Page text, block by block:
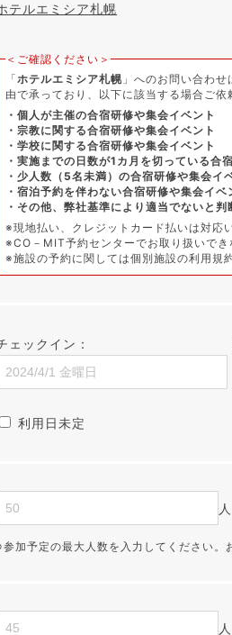
テルエミシア札幌
＜ご確認ください＞
「ホテルエミシア札幌 」へのお問い合わ
由で承っており、以下に該当する場合ご
・個人が主催の合宿研修や集会イベント
・宗教に関する合宿研修や集会イベント
・学校に関する合宿研修や集会イベント
・実施までの日数が1カ月を切っている合
・少人数（5名未満）の合宿研修や集会イ
・宿泊予約を伴わない合宿研修や集会イベ
・その他、弊社基準により適当でないと判
※現地払い、クレジットカード払いは対応
※CO－MIT予約センターでお取り扱いでき
※施設の予約に関しては個別施設の利用規
ェックイン：
利用日未定
人
加予定の最大人数を入力してください。
人